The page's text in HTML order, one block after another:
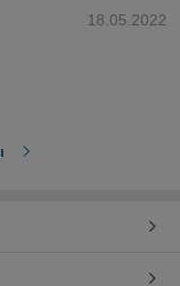
18.05.2022